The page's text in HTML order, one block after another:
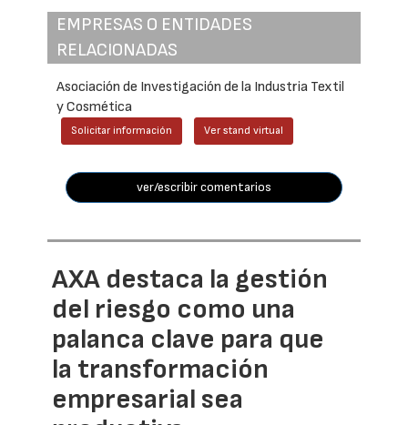
EMPRESAS O ENTIDADES
RELACIONADAS
Asociación de Investigación de la Industria Textil
y Cosmética
Solicitar información Ver stand virtual
ver/escribir comentarios
AXA destaca la gestión
del riesgo como una
palanca clave para que
la transformación
empresarial sea